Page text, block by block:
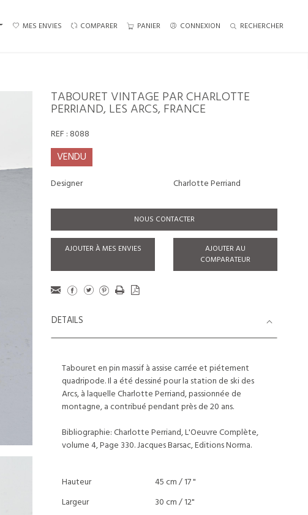
MES ENVIES COMPARER PANIER CONNEXION RECHERCHER
TABOURET VINTAGE PAR CHARLOTTE
PERRIAND, LES ARCS, FRANCE
REF : 8088
VENDU
Designer Charlotte Perriand
NOUS CONTACTER
AJOUTER À MES ENVIES
AJOUTER AU
COMPARATEUR
DETAILS
Tabouret en pin massif à assise carrée et piétement
quadripode. Il a été dessiné pour la station de ski des
Arcs, à laquelle Charlotte Perriand, passionnée de
montagne, a contribué pendant près de 20 ans.
Bibliographie: Charlotte Perriand, L'Oeuvre Complète,
volume 4, Page 330. Jacques Barsac, Editions Norma.
Hauteur
45 cm / 17 "
Largeur
30 cm / 12"